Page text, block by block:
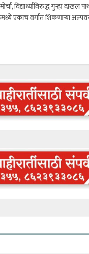
विद्यार्थ्याविरुद्ध गुन्हा दाखल
एकाच वर्गात शिकणाऱ्या